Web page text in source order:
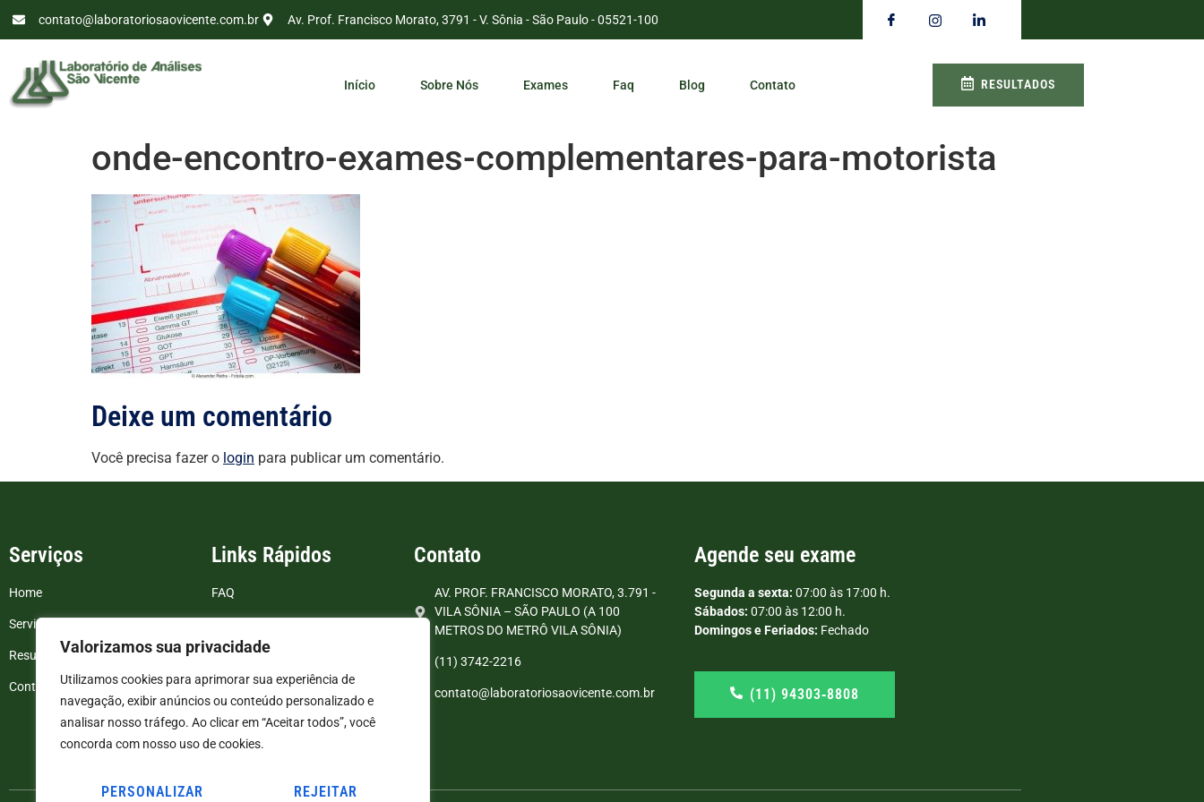
Valorizamos sua privacidade
Utilizamos cookies para aprimorar sua experiência de
navegação, exibir anúncios ou conteúdo personalizado e
analisar nosso tráfego. Ao clicar em “Aceitar todos”, você
concorda com nosso uso de cookies.
PERSONALIZAR REJEITAR
contato@laboratoriosaovicente.com.br Av. Prof. Francisco Morato, 3791 - V. Sônia - São Paulo - 05521-100
Início Sobre Nós Exames Faq Blog Contato RESULTADOS
onde-encontro-exames-complementares-para-motorista
Deixe um comentário
Você precisa fazer o login para publicar um comentário.
Serviços
Home
Serviços
Resultados de exames
Contato
Links Rápidos
FAQ
Politica de Privacidade
Termos e Condições
Contato
AV. PROF. FRANCISCO MORATO, 3.791 -
VILA SÔNIA – SÃO PAULO (A 100
METROS DO METRÔ VILA SÔNIA)
(11) 3742-2216
contato@laboratoriosaovicente.com.br
Agende seu exame
Segunda a sexta: 07:00 às 17:00 h.
Sábados: 07:00 às 12:00 h.
Domingos e Feriados: Fechado
(11) 94303‑8808